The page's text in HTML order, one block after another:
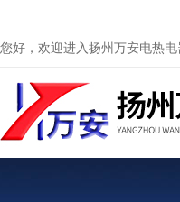
您好，欢迎进入扬州万安电热电